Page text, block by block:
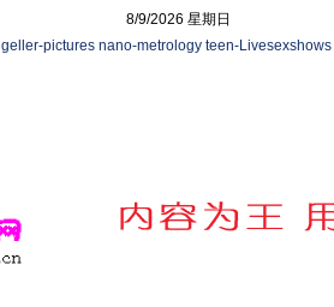
8/9/2026 星期日
geller-pictures nano-metrology teen-Livesexshows